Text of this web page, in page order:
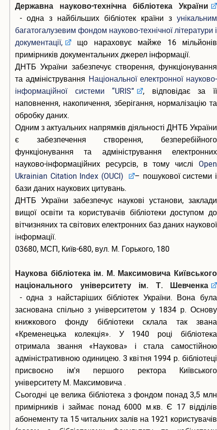
Державна науково-технічна бібліотека України
- одна з найбільших бібліотек країни з унікальним
багатогалузевим фондом науково-технічної літератури і
документації,
що нараховує майже 16 мільйонів
примірників документальних джерел інформації.
ДНТБ України забезпечує створення, функціонування
та адміністрування Національної електронної науково-
інформаційної системи “URIS”
, відповідає за її
наповнення, накопичення, зберігання, нормалізацію та
обробку даних.
Одним з актуальних напрямків діяльності ДНТБ України
є забезпечення створення, безперебійного
функціонування та адміністрування електронних
науково-інформаційних ресурсів, в тому числі Open
Ukrainian Citation Index (OUCI)
– пошукової системи і
бази даних наукових цитувань.
ДНТБ України забезпечує наукові установи, заклади
вищої освіти та користувачів бібліотеки доступом до
вітчизняних та світових електронних баз даних наукової
інформації.
03680, МСП, Київ-680, вул. М. Горького, 180
Наукова бібліотека ім. М. Максимовича Київського
національного університету ім. Т. Шевченка
- одна з найстаріших бібліотек України. Вона була
заснована спільно з університетом у 1834 р. Основу
книжкового фонду бібліотеки склала так звана
«Кременецька колекція». У 1940 році бібліотека
отримала звання «Наукова» і стала самостійною
адміністративною одиницею. 3 квітня 1994 р. бібліотеці
присвоєно ім'я першого ректора Київського
університету М. Максимовича .
Сьогодні це велика бібліотека з фондом понад 3,5 млн
примірників і займає понад 6000 м.кв. Є 17 відділів
абонементу та 15 читальних залів на 1921 користувачів